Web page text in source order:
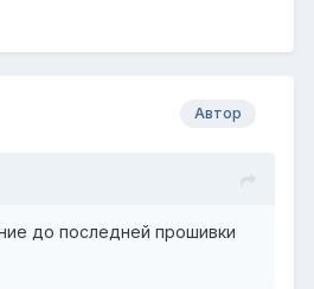
Автор
до последней прошивки